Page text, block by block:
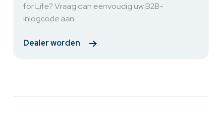
for Life? Vraag dan eenvoudig uw B2B-
inlogcode aan.
Dealer worden